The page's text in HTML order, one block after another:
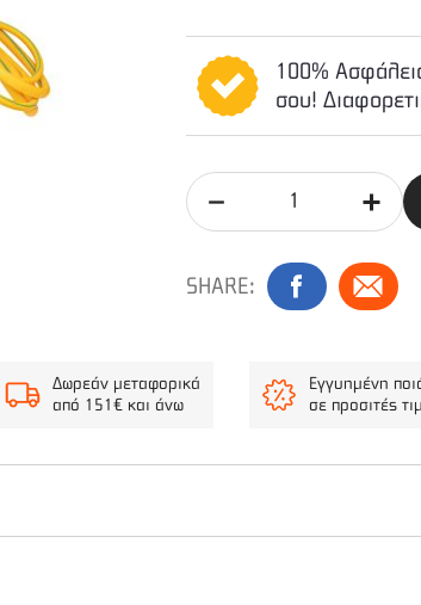
100%
σου!
SHARE:
Δωρεάν μεταφορικά
από 151€ και άνω
Εγγυημένη
σε προσιτές